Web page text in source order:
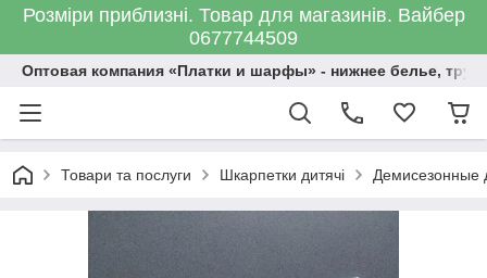
Розміри приблизні. Товар для магазинів. Вайбер
0677744509
Оптовая компания «Платки и шарфы» - нижнее белье,
Товари та послуги Шкарпетки дитячі Демисезонные